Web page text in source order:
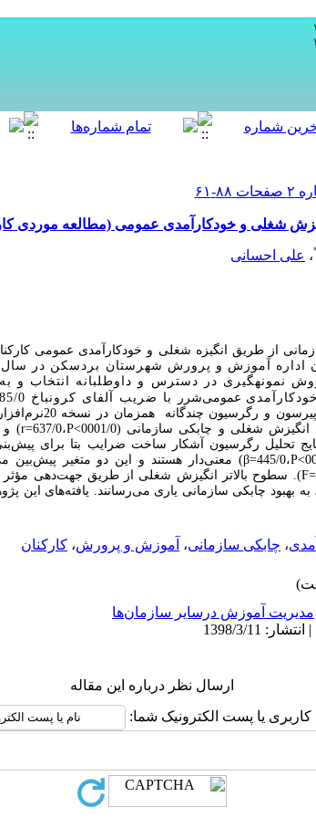
شغلی‌ و خودکارآمدی عمومی (مطالعه موردی
، علی احسانی
از طریق انگیزه شغلی و خودکارآمدی عمومی
عمومی‌شرر
و رگرسیون چندگانه همزمان در نسخه 20نرم‌افزار
شغلی و چابکی سازمانی (0001/0
P<،637/0 r=) و
تحلیل رگرسیون آشکار ساخت ضرایب بتا برای
P<،445/0 β=
F=). سطوح بالاتر انگیزش شغلی از طریق جهت‌دهی مؤثر
به بهبود چابکی سازمانی یاری می‌رسانند. یافته‌های
، چابکی سازمانی، آموزش و پرورش، کارکنان
مدیریت آموزش درسایر سازمان‌ها
ارسال نظر درباره این مقاله
کاربری یا پست الکترونیک شما: